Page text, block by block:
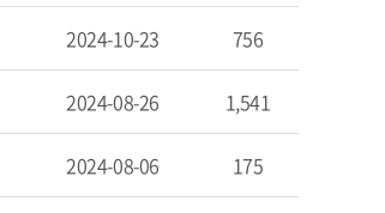
2024-10-23 756
2024-08-26 1,541
2024-08-06 175